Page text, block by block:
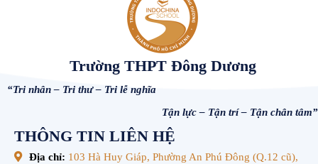
Trường THPT Đông Dương
“Tri nhân – Tri thư – Tri lễ nghĩa
Tận lực – Tận trí – Tận chân tâm”
THÔNG TIN LIÊN HỆ
Địa chỉ: 103 Hà Huy Giáp, Phường An Phú Đông (Q.12 cũ),